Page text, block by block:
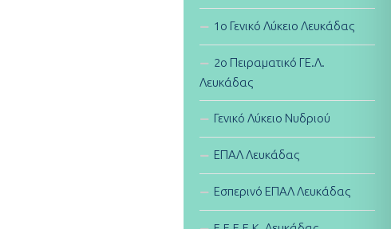
1ο Γενικό Λύκειο Λευκάδας
2ο Πειραματικό ΓΕ.Λ.
Λευκάδας
Γενικό Λύκειο Νυδριού
ΕΠΑΛ Λευκάδας
Εσπερινό ΕΠΑΛ Λευκάδας